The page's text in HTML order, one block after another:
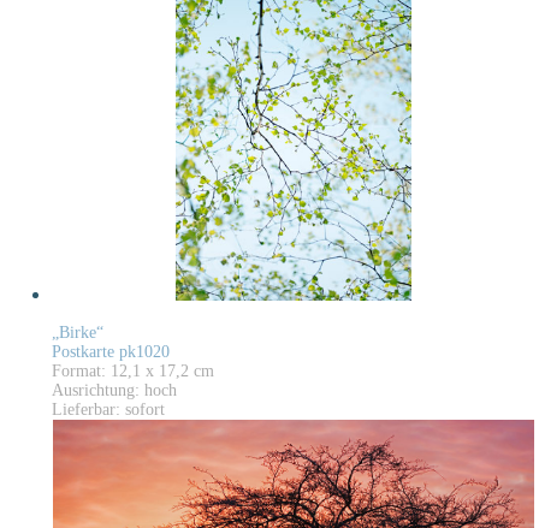
„Birke“
Postkarte pk1020
Format: 12,1 x 17,2 cm
Ausrichtung: hoch
Lieferbar: sofort